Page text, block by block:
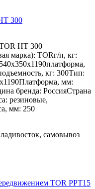
300
HT 300
марка): TORг/п, кг:
кг: 300Тип:
мм:
бренда: РоссияСтрана
резиновые,
мм: 250
самовывоз
TOR PPT15